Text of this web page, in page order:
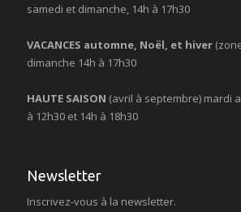
samedi et dimanche, 14h à 17h30
VACANCES automne, Noël, et hiver
dimanche 14h à 17h30
HAUTE SAISON (avril à septembre) mardi
à 12h30 et 14h à 18h30
Newsletter
Inscrivez-vous à la newsletter.